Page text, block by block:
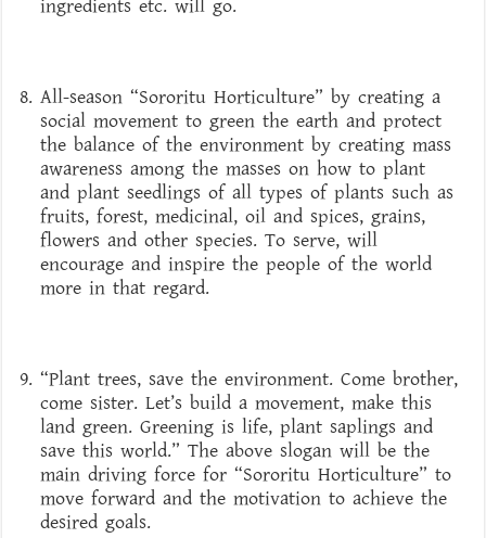
ingredients etc. will go.
All-season “Sororitu Horticulture” by creating a
social movement to green the earth and protect
the balance of the environment by creating mass
awareness among the masses on how to plant
and plant seedlings of all types of plants such as
fruits, forest, medicinal, oil and spices, grains,
flowers and other species. To serve, will
encourage and inspire the people of the world
more in that regard.
“Plant trees, save the environment. Come brother,
come sister. Let’s build a movement, make this
land green. Greening is life, plant saplings and
save this world.” The above slogan will be the
main driving force for “Sororitu Horticulture” to
move forward and the motivation to achieve the
desired goals.